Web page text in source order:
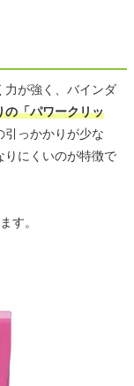
力が強く、バインダ
の「パワークリッ
引っかかりが少な
りにくいのが特徴で
す。